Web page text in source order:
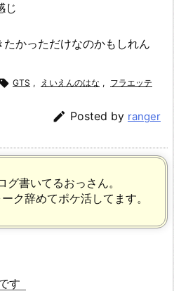
じ
かっただけなのかもしれん
 GTS , えいえんのはな , フラエッテ
 Posted by ranger
グ書いてるおっさん。
ク辞めてポケ活してます。
す